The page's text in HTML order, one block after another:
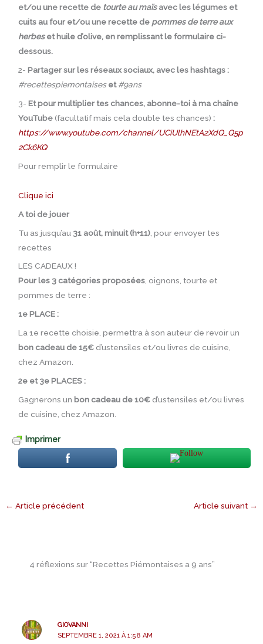
et/ou une recette de tourte au maïsavec les légumes et
cuits au four et/ou une recette de pommes de terre aux
herbeset huile d’olive, en remplissant le formulaire ci-
dessous.
2-Partager sur les réseaux sociaux, avec les hashtags :
#recettespiemontaises et #9ans
3-Et pour multiplier tes chances, abonne-toi à ma chaîne
YouTube (facultatif mais cela double tes chances) :
https://www.youtube.com/channel/UCiUlhNEtA2XdQ_Q5p
2Ck6KQ
Pour remplir le formulaire
Clique ici
A toi de jouer
Tu as jusqu’au 31 août, minuit (h+11) , pour envoyer tes
recettes
LES CADEAUX !
Pour les 3 catégories proposées, oignons, tourte et
pommes de terre :
1e PLACE :
La 1e recette choisie, permettra à son auteur de revoir un
bon cadeau de 15€ d’ustensiles et/ou livres de cuisine,
chez Amazon.
2e et 3e PLACES :
Gagnerons un bon cadeau de 10€ d’ustensiles et/ou livres
de cuisine, chez Amazon.
Imprimer
← Article précédent Article suivant →
4 réflexions sur “Recettes Piémontaises a 9 ans”
GIOVANNI
SEPTEMBRE 1, 2021 À 1:58 AM